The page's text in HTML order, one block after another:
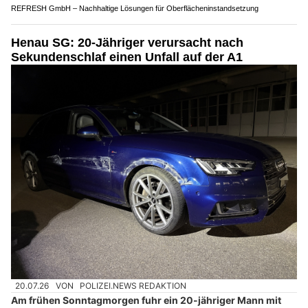
REFRESH GmbH – Nachhaltige Lösungen für Oberflächeninstandsetzung
Henau SG: 20-Jähriger verursacht nach
Sekundenschlaf einen Unfall auf der A1
20.07.26 VON POLIZEI.NEWS REDAKTION
Am frühen Sonntagmorgen fuhr ein 20-jähriger Mann mit